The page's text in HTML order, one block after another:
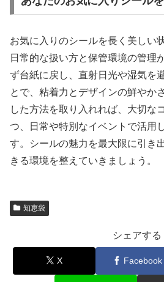
お気に入りのシールを長く美しい
日常的な扱い方と保管環境の管理
ず台紙に戻し、直射日光や湿気を
とで、粘着力とデザインの鮮やか
した方法を取り入れれば、大切な
つ、日常や特別なイベントで活用
す。シールの魅力を最大限に引き
きる環境を整えていきましょう。
知恵袋
シェアする
X Facebook